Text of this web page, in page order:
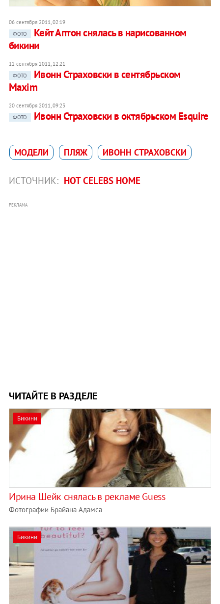
06 сентября 2011, 02:19
ФОТО
Кейт Аптон снялась в нарисованном
бикини
12 сентября 2011, 12:21
ФОТО
Ивонн Страховски в сентябрьском
Maxim
20 сентября 2011, 09:23
ФОТО
Ивонн Страховски в октябрьском Esquire
МОДЕЛИ ПЛЯЖ ИВОНН СТРАХОВСКИ
ИСТОЧНИК: HOT CELEBS HOME
РЕКЛАМА
ЧИТАЙТЕ В РАЗДЕЛЕ
Бикини
Ирина Шейк снялась в рекламе Guess
Фотографии Брайана Адамса
Бикини